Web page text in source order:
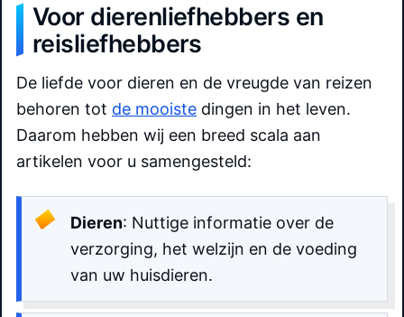
Voor dierenliefhebbers en
reisliefhebbers
De liefde voor dieren en de vreugde van reizen
behoren tot de mooiste dingen in het leven.
Daarom hebben wij een breed scala aan
artikelen voor u samengesteld:
Dieren: Nuttige informatie over de
verzorging, het welzijn en de voeding
van uw huisdieren.